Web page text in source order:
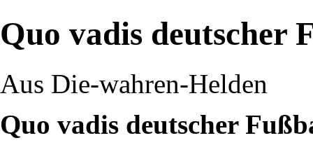
Quo vadis deutscher
Aus Die-wahren-Helden
Quo vadis deutscher